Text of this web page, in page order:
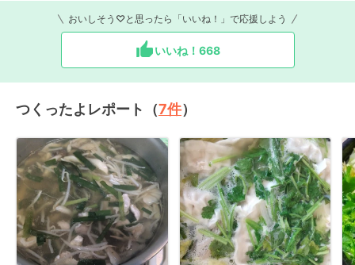
おいしそう♡と思ったら「いいね！」で応援しよう
いいね！ 668
つくったよレポート（7件）